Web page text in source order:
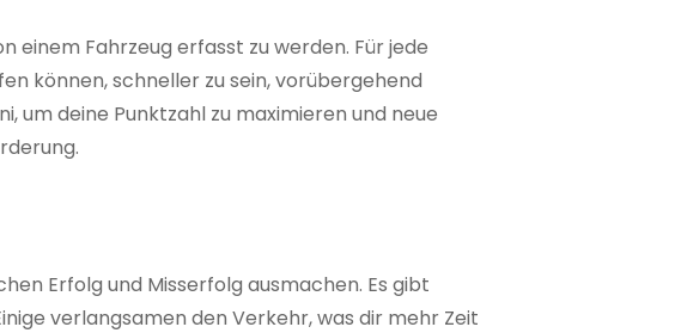
einem Fahrzeug erfasst zu werden. Für jede
können, schneller zu sein, vorübergehend
um deine Punktzahl zu maximieren und neue
Erfolg und Misserfolg ausmachen. Es gibt
verlangsamen den Verkehr, was dir mehr Zeit